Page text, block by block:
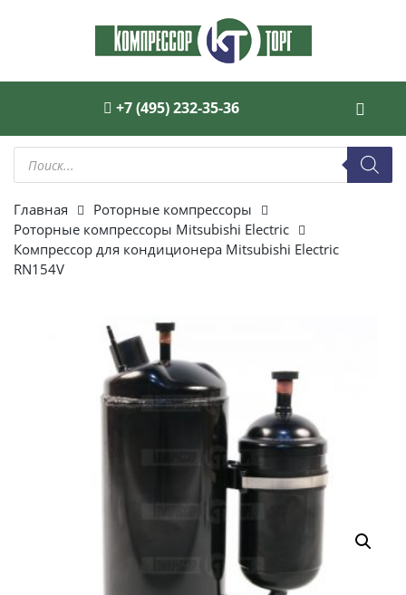
+7 (495) 232-35-36
Поиск
товаров
Главная
Роторные компрессоры
Роторные компрессоры Mitsubishi Electric
Компрессор для кондиционера Mitsubishi Electric
RN154V